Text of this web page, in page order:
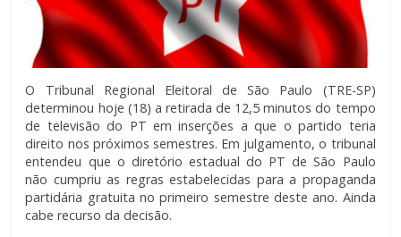
O Tribunal Regional Eleitoral de São Paulo (TRE-SP)
determinou hoje (18) a retirada de 12,5 minutos do tempo
de televisão do PT em inserções a que o partido teria
direito nos próximos semestres. Em julgamento, o tribunal
entendeu que o diretório estadual do PT de São Paulo
não cumpriu as regras estabelecidas para a propaganda
partidária gratuita no primeiro semestre deste ano. Ainda
cabe recurso da decisão.